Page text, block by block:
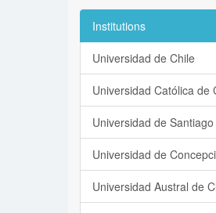
Institutions
Universidad de Chile
Universidad Católica de
Universidad de
Universidad de
Universidad Austral de